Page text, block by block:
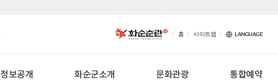
홈 사이트맵 LANGUAGE
정보공개 화순군소개 문화관광 통합예약